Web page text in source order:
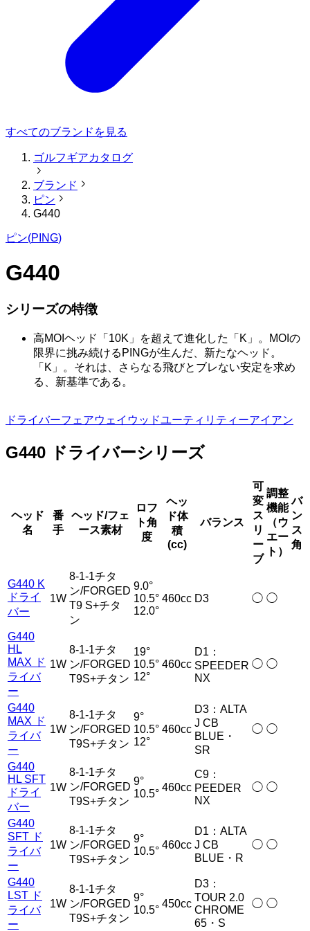
すべてのブランドを見る
ゴルフギアカタログ
ブランド
ピン
G440
ピン(PING)
G440
シリーズの特徴
高MOIヘッド「10K」を超えて進化した「K」。MOIの
限界に挑み続けるPINGが生んだ、新たなヘッド。
「K」。それは、さらなる飛びとブレない安定を求め
る、新基準である。
ドライバーフェアウェイウッドユーティリティーアイアン
G440 ドライバーシリーズ
ヘッド
名
番
手
ヘッド/フェ
ース素材
ロフ
ト角
度
ヘッ
ド体
積
(cc)
バランス
可
変
ス
リ
ー
ブ
調整
機能
（ウ
エー
ト）
バ
ン
ス
角
G440 K
ドライ
バー
1W
8-1-1チタ
ン/FORGED
T9 S+チタ
ン
9.0°
10.5°
12.0°
460cc D3 ◯ ◯
G440
HL
MAX ド
ライバ
ー
1W
8-1-1チタ
ン/FORGED
T9S+チタン
19°
10.5°
12°
460cc
D1：
SPEEDER
NX
◯ ◯
G440
MAX ド
ライバ
ー
1W
8-1-1チタ
ン/FORGED
T9S+チタン
9°
10.5°
12°
460cc
D3：ALTA
J CB
BLUE・
SR
◯ ◯
G440
HL SFT
ドライ
バー
1W
8-1-1チタ
ン/FORGED
T9S+チタン
9°
10.5°
460cc
C9：
PEEDER
NX
◯ ◯
G440
SFT ド
ライバ
ー
1W
8-1-1チタ
ン/FORGED
T9S+チタン
9°
10.5°
460cc
D1：ALTA
J CB
BLUE・R
◯ ◯
G440
LST ド
ライバ
ー
1W
8-1-1チタ
ン/FORGED
T9S+チタン
9°
10.5°
450cc
D3：
TOUR 2.0
CHROME
65・S
◯ ◯